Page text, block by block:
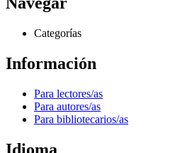
Categorías
Información
Para lectores/as
Para autores/as
Para bibliotecarios/as